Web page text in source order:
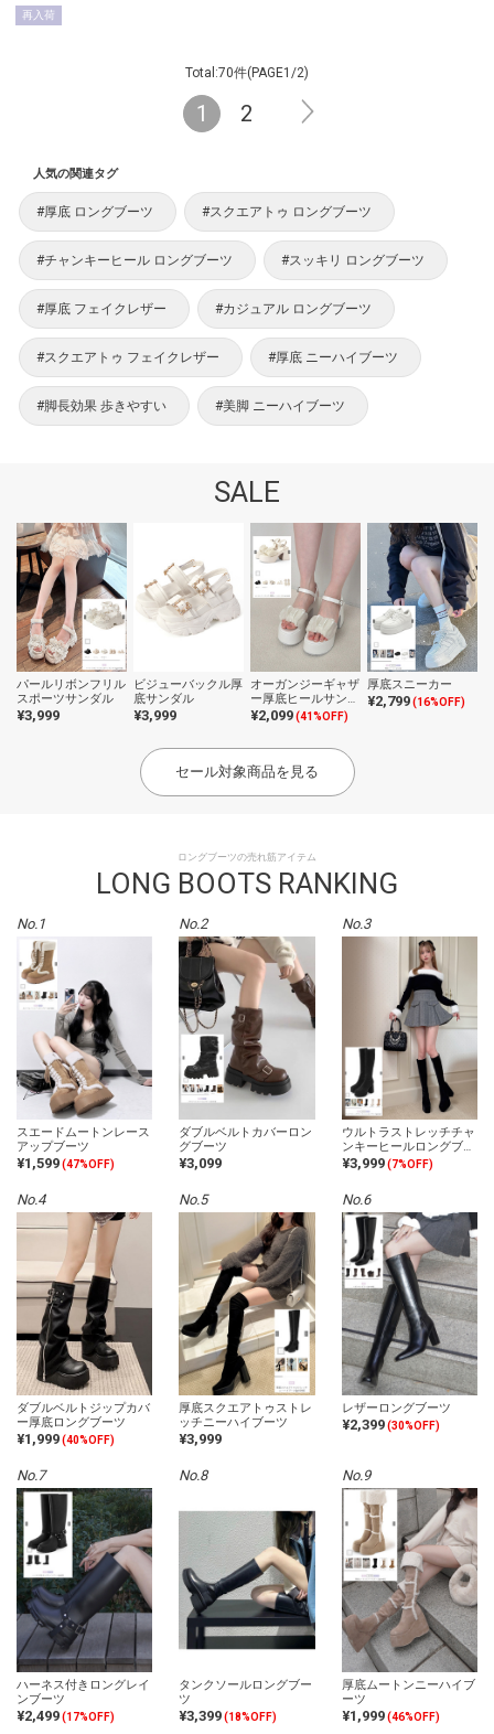
再入荷
Total:70件(PAGE1/2)
1 2
人気の関連タグ
#厚底 ロングブーツ #スクエアトゥ ロングブーツ
#チャンキーヒール ロングブーツ #スッキリ ロングブーツ
#厚底 フェイクレザー #カジュアル ロングブーツ
#スクエアトゥ フェイクレザー #厚底 ニーハイブーツ
#脚長効果 歩きやすい #美脚 ニーハイブーツ
SALE
パールリボンフリル
スポーツサンダル
¥3,999
ビジューバックル厚
底サンダル
¥3,999
オーガンジーギャザ
ー厚底ヒールサンダ
ル
¥2,099(41%OFF)
厚底スニーカー
¥2,799(16%OFF)
セール対象商品を見る
ロングブーツの売れ筋アイテム
LONG BOOTS RANKING
No.1
スエードムートンレース
アップブーツ
¥1,599(47%OFF)
No.2
ダブルベルトカバーロン
グブーツ
¥3,099
No.3
ウルトラストレッチチャ
ンキーヒールロングブー
ツ
¥3,999 (7%OFF)
No.4
ダブルベルトジップカバ
ー厚底ロングブーツ
¥1,999(40%OFF)
No.5
厚底スクエアトゥストレ
ッチニーハイブーツ
¥3,999
No.6
レザーロングブーツ
¥2,399 (30%OFF)
No.7
ハーネス付きロングレイ
ンブーツ
¥2,499(17%OFF)
No.8
タンクソールロングブー
ツ
¥3,399 (18%OFF)
No.9
厚底ムートンニーハイブ
ーツ
¥1,999 (46%OFF)